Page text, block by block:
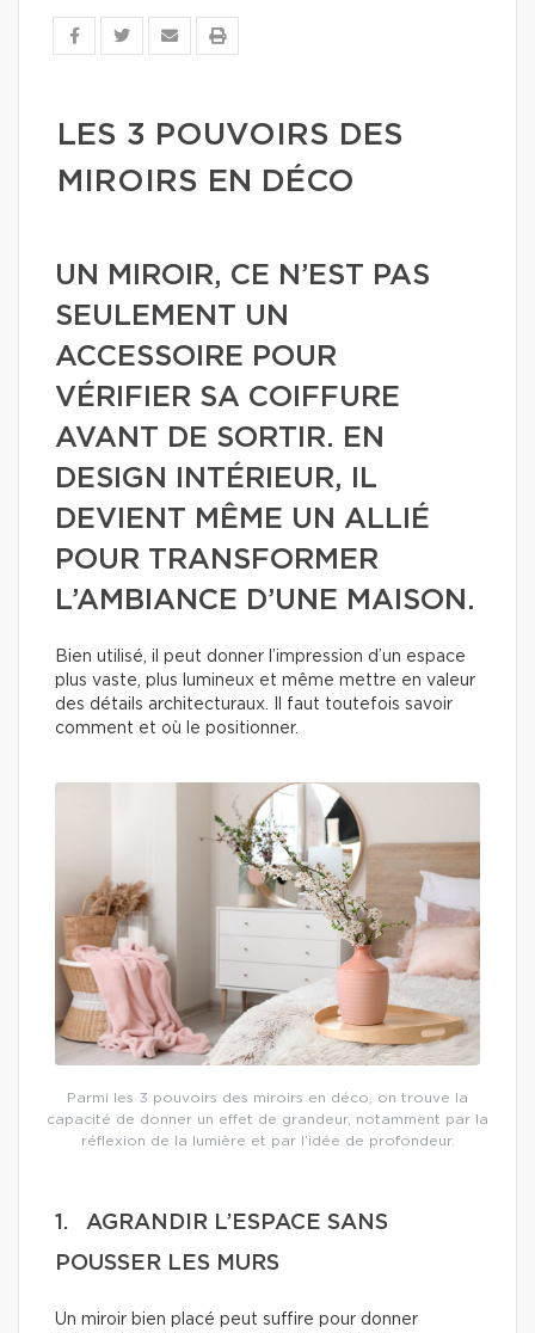
LES 3 POUVOIRS DES
MIROIRS EN DÉCO
UN MIROIR, CE N’EST PAS
SEULEMENT UN
ACCESSOIRE POUR
VÉRIFIER SA COIFFURE
AVANT DE SORTIR. EN
DESIGN INTÉRIEUR, IL
DEVIENT MÊME UN ALLIÉ
POUR TRANSFORMER
L’AMBIANCE D’UNE MAISON.
Bien utilisé, il peut donner l’impression d’un espace
plus vaste, plus lumineux et même mettre en valeur
des détails architecturaux. Il faut toutefois savoir
comment et où le positionner.
Parmi les 3 pouvoirs des miroirs en déco, on trouve la
capacité de donner un effet de grandeur, notamment par la
réflexion de la lumière et par l’idée de profondeur.
1. AGRANDIR L’ESPACE SANS
POUSSER LES MURS
Un miroir bien placé peut suffire pour donner